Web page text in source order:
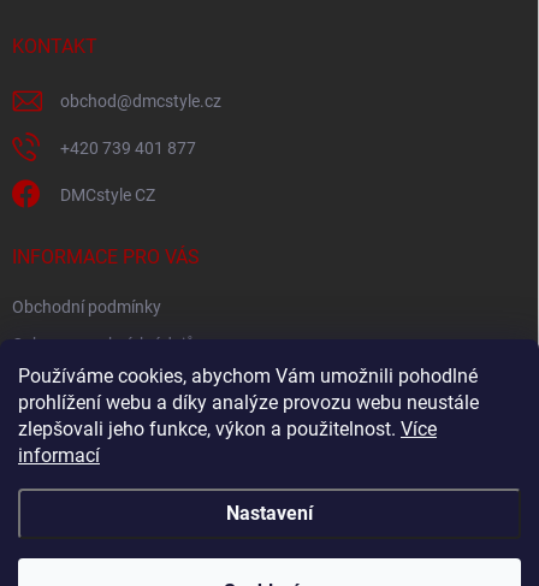
Používáme cookies, abychom Vám umožnili pohodlné
prohlížení webu a díky analýze provozu webu neustále
zlepšovali jeho funkce, výkon a použitelnost. Více
informací
Nastavení
KONTAKT
obchod@dmcstyle.cz
+420 739 401 877
DMCstyle CZ
INFORMACE PRO VÁS
Obchodní podmínky
Ochrana osobních údajů
FACEBOOK
Copyright 2026DMC style. Všechna práva vyhrazena.Upravit nastavení
cookies